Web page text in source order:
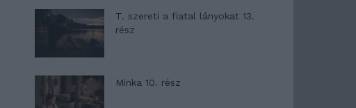
T. szereti a fiatal lányokat 13.
rész
Minka 10. rész